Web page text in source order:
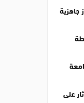
جاهزية
على